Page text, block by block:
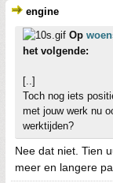
engine
Op
het volgende:
[..]
Toch nog iets
met jouw werk nu
werktijden?
Nee dat niet. Tien
meer en langere